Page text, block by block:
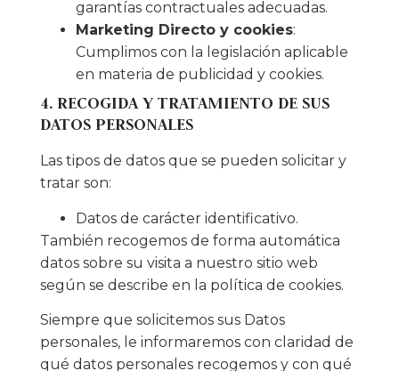
garantías contractuales adecuadas.
Marketing Directo y cookies:
Cumplimos con la legislación aplicable
en materia de publicidad y cookies.
4. RECOGIDA Y TRATAMIENTO DE SUS
DATOS PERSONALES
Las tipos de datos que se pueden solicitar y
tratar son:
Datos de carácter identificativo.
También recogemos de forma automática
datos sobre su visita a nuestro sitio web
según se describe en la política de cookies.
Siempre que solicitemos sus Datos
personales, le informaremos con claridad de
qué datos personales recogemos y con qué